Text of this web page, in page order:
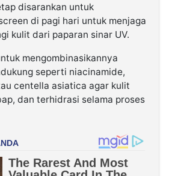
disarankan untuk
di pagi hari untuk menjaga
kulit dari paparan sinar UV.
mengombinasikannya
seperti niacinamide,
centella asiatica agar kulit
dan terhidrasi selama proses